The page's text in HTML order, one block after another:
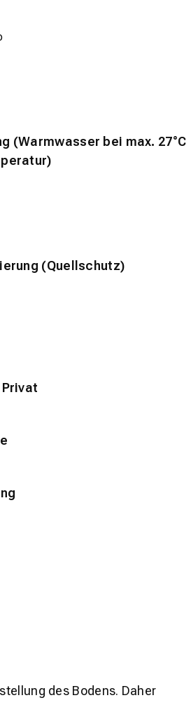
(Warmwasser bei max. 27°C
(Quellschutz)
des Bodens. Daher